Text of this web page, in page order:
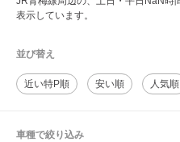
表示しています。
並び替え
近い特P順 安い順 人気順
車種で絞り込み